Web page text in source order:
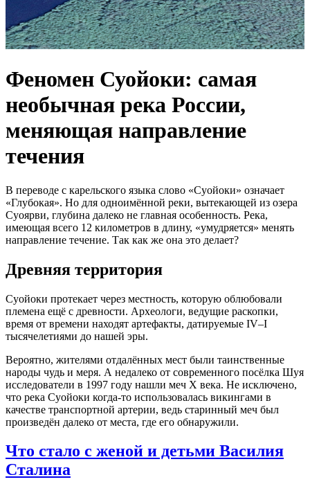
Феномен Суойоки: самая
необычная река России,
меняющая направление
течения
В переводе с карельского языка слово «Суойоки» означает
«Глубокая». Но для одноимённой реки, вытекающей из озера
Суоярви, глубина далеко не главная особенность. Река,
имеющая всего 12 километров в длину, «умудряется» менять
направление течение. Так как же она это делает?
Древняя территория
Суойоки протекает через местность, которую облюбовали
племена ещё с древности. Археологи, ведущие раскопки,
время от времени находят артефакты, датируемые IV–I
тысячелетиями до нашей эры.
Вероятно, жителями отдалённых мест были таинственные
народы чудь и меря. А недалеко от современного посёлка Шуя
исследователи в 1997 году нашли меч X века. Не исключено,
что река Суойоки когда-то использовалась викингами в
качестве транспортной артерии, ведь старинный меч был
произведён далеко от места, где его обнаружили.
Что стало с женой и детьми Василия
Сталина